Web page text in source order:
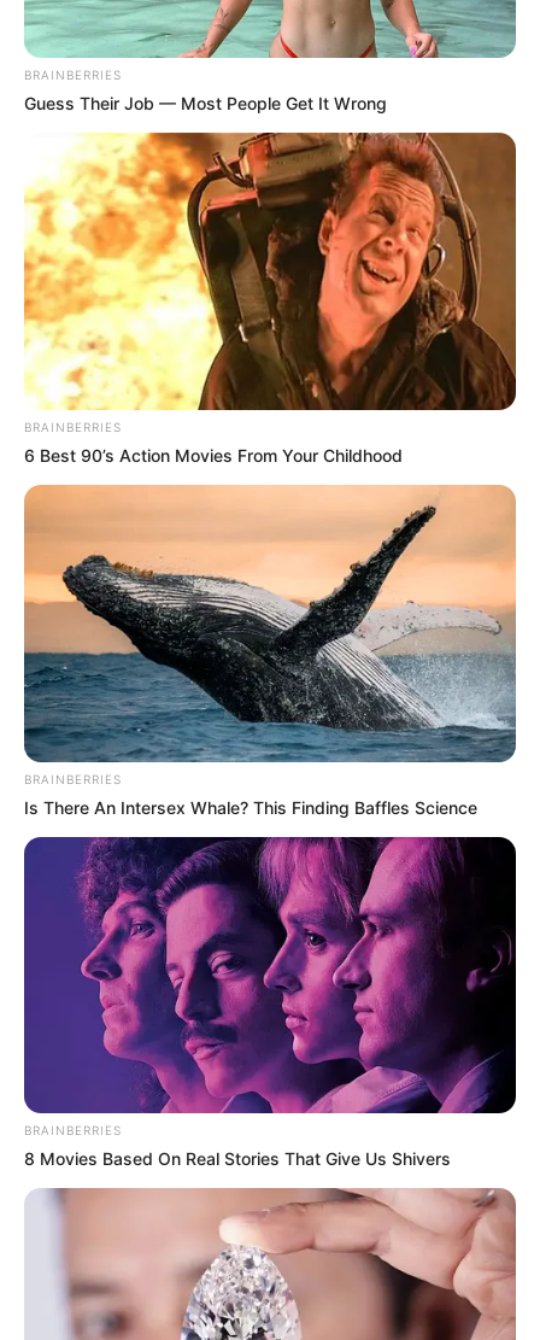
How Does "Darkest Hour" Spotted Secrets That No
One Knew?
BRAINBERRIES
Surgeons: This Simple Method Ends Joint Pain &
Arthritis! Try It!
FORGE BODY
Japan's Oldest Doctors Say Memory Loss Isn't
Age: Just Stop Eating These 3 Foods
NEUROMIND PRO
BRAINBERRIES
Guess Their Job — Most People Get It Wrong
BRAINBERRIES
6 Best 90’s Action Movies From Your Childhood
BRAINBERRIES
Is There An Intersex Whale? This Finding Baffles Science
BRAINBERRIES
8 Movies Based On Real Stories That Give Us Shivers